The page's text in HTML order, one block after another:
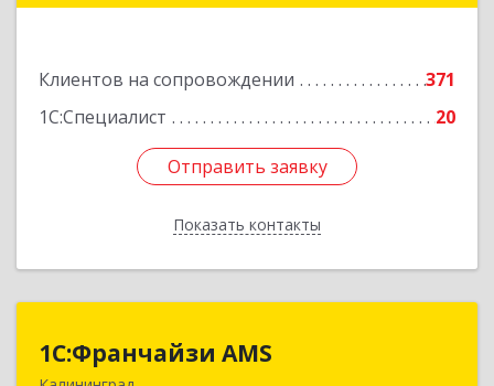
Клиентов на сопровождении
371
1С:Специалист
20
Отправить заявку
Показать контакты
Отправить заявку
Назад
1С:Франчайзи AMS